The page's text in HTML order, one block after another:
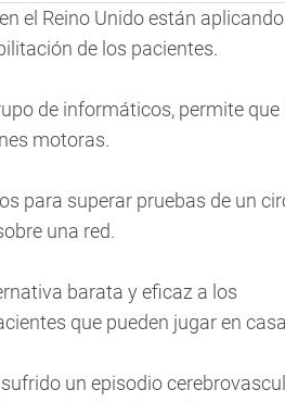
el Reino Unido están aplicando
de los pacientes.
de informáticos, permite que
motoras.
para superar pruebas de un
una red.
barata y eficaz a los
que pueden jugar en
un episodio